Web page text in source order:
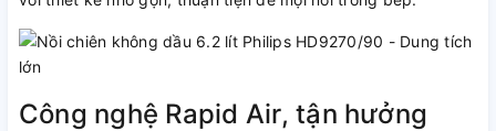
Công nghệ Rapid Air, tận hưởng